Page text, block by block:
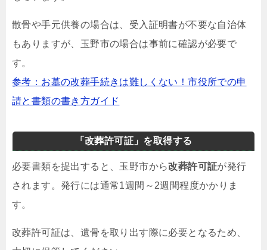
散骨や手元供養の場合は、受入証明書が不要な自治体
もありますが、玉野市の場合は事前に確認が必要で
す。
参考：お墓の改葬手続きは難しくない！市役所での申
請と書類の書き方ガイド
「改葬許可証」を取得する
必要書類を提出すると、玉野市から改葬許可証が発行
されます。発行には通常1週間～2週間程度かかりま
す。
改葬許可証は、遺骨を取り出す際に必要となるため、